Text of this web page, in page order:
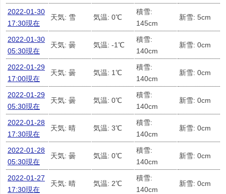
2022-01-30
17:30現在
天気: 雪 気温: 0℃
積雪:
145cm
新雪: 5cm
2022-01-30
05:30現在
天気: 曇 気温: -1℃
積雪:
140cm
新雪: 0cm
2022-01-29
17:00現在
天気: 曇 気温: 1℃
積雪:
140cm
新雪: 0cm
2022-01-29
05:30現在
天気: 曇 気温: 0℃
積雪:
140cm
新雪: 0cm
2022-01-28
17:30現在
天気: 晴 気温: 3℃
積雪:
140cm
新雪: 0cm
2022-01-28
05:30現在
天気: 曇 気温: 0℃
積雪:
140cm
新雪: 0cm
2022-01-27
17:30現在
天気: 晴 気温: 2℃
積雪:
140cm
新雪: 0cm